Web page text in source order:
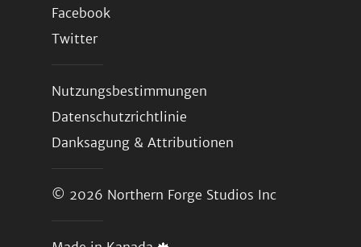
Facebook
Twitter
Nutzungsbestimmungen
Datenschutzrichtlinie
Danksagung & Attributionen
© 2026 Northern Forge Studios Inc